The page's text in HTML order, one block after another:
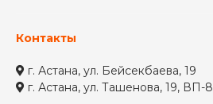
Контакты
г. Астана, ул. Бейсекбаева, 19
г. Астана, ул. Ташенова, 19, ВП-8